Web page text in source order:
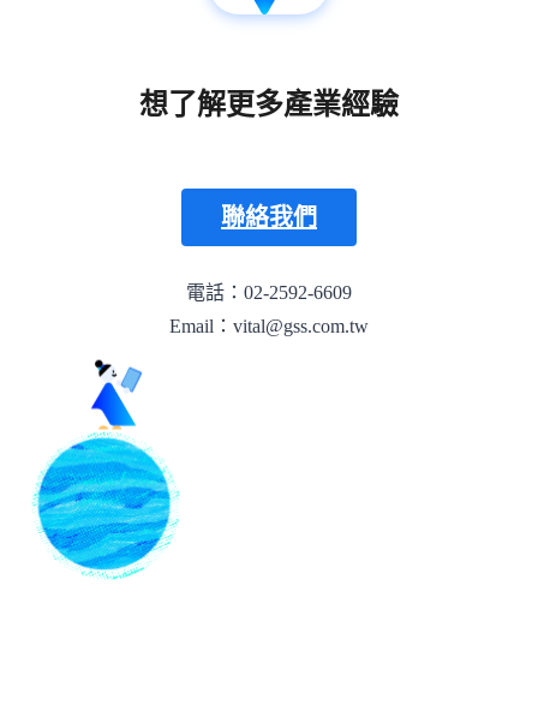
想了解更多產業經驗
聯絡我們
電話：02-2592-6609
Email：vital@gss.com.tw